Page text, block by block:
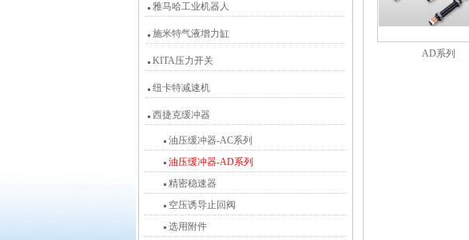
雅马哈工业机器人
施米特气液增力缸
KITA压力开关
纽卡特减速机
西捷克缓冲器
油压缓冲器-AC系列
油压缓冲器-AD系列
精密稳速器
空压诱导止回阀
选用附件
AD系列